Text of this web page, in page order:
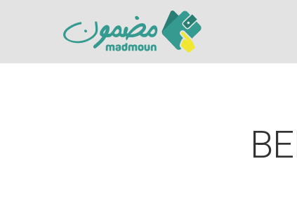
Hit enter to search or ESC to close